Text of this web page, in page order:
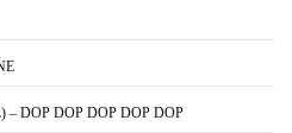
– DOP DOP DOP DOP DOP